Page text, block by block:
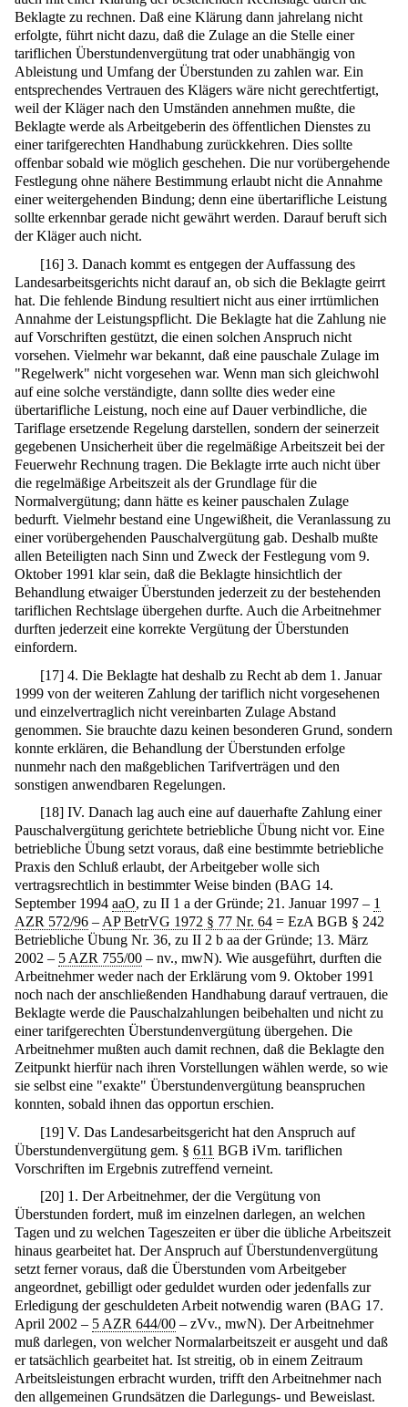
Beklagte zu rechnen. Daß eine Klärung dann jahrelang nicht
erfolgte, führt nicht dazu, daß die Zulage an die Stelle einer
tariflichen Überstundenvergütung trat oder unabhängig von
Ableistung und Umfang der Überstunden zu zahlen war. Ein
entsprechendes Vertrauen des Klägers wäre nicht gerechtfertigt,
weil der Kläger nach den Umständen annehmen mußte, die
Beklagte werde als Arbeitgeberin des öffentlichen Dienstes zu
einer tarifgerechten Handhabung zurückkehren. Dies sollte
offenbar sobald wie möglich geschehen. Die nur vorübergehende
Festlegung ohne nähere Bestimmung erlaubt nicht die Annahme
einer weitergehenden Bindung; denn eine übertarifliche Leistung
sollte erkennbar gerade nicht gewährt werden. Darauf beruft sich
der Kläger auch nicht.
[16] 3. Danach kommt es entgegen der Auffassung des
Landesarbeitsgerichts nicht darauf an, ob sich die Beklagte geirrt
hat. Die fehlende Bindung resultiert nicht aus einer irrtümlichen
Annahme der Leistungspflicht. Die Beklagte hat die Zahlung nie
auf Vorschriften gestützt, die einen solchen Anspruch nicht
vorsehen. Vielmehr war bekannt, daß eine pauschale Zulage im
"Regelwerk" nicht vorgesehen war. Wenn man sich gleichwohl
auf eine solche verständigte, dann sollte dies weder eine
übertarifliche Leistung, noch eine auf Dauer verbindliche, die
Tariflage ersetzende Regelung darstellen, sondern der seinerzeit
gegebenen Unsicherheit über die regelmäßige Arbeitszeit bei der
Feuerwehr Rechnung tragen. Die Beklagte irrte auch nicht über
die regelmäßige Arbeitszeit als der Grundlage für die
Normalvergütung; dann hätte es keiner pauschalen Zulage
bedurft. Vielmehr bestand eine Ungewißheit, die Veranlassung zu
einer vorübergehenden Pauschalvergütung gab. Deshalb mußte
allen Beteiligten nach Sinn und Zweck der Festlegung vom 9.
Oktober 1991 klar sein, daß die Beklagte hinsichtlich der
Behandlung etwaiger Überstunden jederzeit zu der bestehenden
tariflichen Rechtslage übergehen durfte. Auch die Arbeitnehmer
durften jederzeit eine korrekte Vergütung der Überstunden
einfordern.
[17] 4. Die Beklagte hat deshalb zu Recht ab dem 1. Januar
1999 von der weiteren Zahlung der tariflich nicht vorgesehenen
und einzelvertraglich nicht vereinbarten Zulage Abstand
genommen. Sie brauchte dazu keinen besonderen Grund, sondern
konnte erklären, die Behandlung der Überstunden erfolge
nunmehr nach den maßgeblichen Tarifverträgen und den
sonstigen anwendbaren Regelungen.
[18] IV. Danach lag auch eine auf dauerhafte Zahlung einer
Pauschalvergütung gerichtete betriebliche Übung nicht vor. Eine
betriebliche Übung setzt voraus, daß eine bestimmte betriebliche
Praxis den Schluß erlaubt, der Arbeitgeber wolle sich
vertragsrechtlich in bestimmter Weise binden (BAG 14.
September 1994 aaO, zu II 1 a der Gründe; 21. Januar 1997 – 1
AZR 572/96 – AP BetrVG 1972 § 77 Nr. 64 = EzA BGB § 242
Betriebliche Übung Nr. 36, zu II 2 b aa der Gründe; 13. März
2002 – 5 AZR 755/00 – nv., mwN). Wie ausgeführt, durften die
Arbeitnehmer weder nach der Erklärung vom 9. Oktober 1991
noch nach der anschließenden Handhabung darauf vertrauen, die
Beklagte werde die Pauschalzahlungen beibehalten und nicht zu
einer tarifgerechten Überstundenvergütung übergehen. Die
Arbeitnehmer mußten auch damit rechnen, daß die Beklagte den
Zeitpunkt hierfür nach ihren Vorstellungen wählen werde, so wie
sie selbst eine "exakte" Überstundenvergütung beanspruchen
konnten, sobald ihnen das opportun erschien.
[19] V. Das Landesarbeitsgericht hat den Anspruch auf
Überstundenvergütung gem. § 611 BGB iVm. tariflichen
Vorschriften im Ergebnis zutreffend verneint.
[20] 1. Der Arbeitnehmer, der die Vergütung von
Überstunden fordert, muß im einzelnen darlegen, an welchen
Tagen und zu welchen Tageszeiten er über die übliche Arbeitszeit
hinaus gearbeitet hat. Der Anspruch auf Überstundenvergütung
setzt ferner voraus, daß die Überstunden vom Arbeitgeber
angeordnet, gebilligt oder geduldet wurden oder jedenfalls zur
Erledigung der geschuldeten Arbeit notwendig waren (BAG 17.
April 2002 – 5 AZR 644/00 – zVv., mwN). Der Arbeitnehmer
muß darlegen, von welcher Normalarbeitszeit er ausgeht und daß
er tatsächlich gearbeitet hat. Ist streitig, ob in einem Zeitraum
Arbeitsleistungen erbracht wurden, trifft den Arbeitnehmer nach
den allgemeinen Grundsätzen die Darlegungs- und Beweislast.